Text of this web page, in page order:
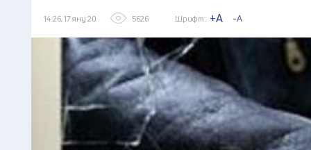
14:26, 17 яну 20 5626 Шрифт: +A -A